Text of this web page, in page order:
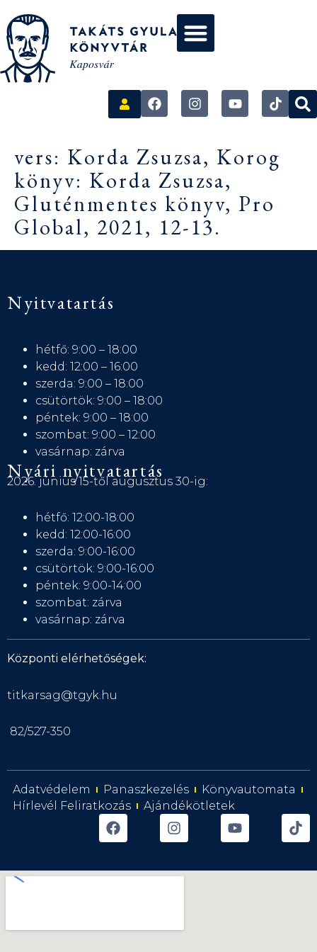
vers: Korda Zsuzsa, Korog
könyv: Korda Zsuzsa,
Gluténmentes könyv, Pro
Global, 2021, 12-13.
Nyitvatartás
hétfő: 9:00 – 18:00
kedd: 12:00 – 16:00
szerda: 9:00 – 18:00
csütörtök: 9:00 – 18:00
péntek: 9:00 – 18:00
szombat: 9:00 – 12:00
vasárnap: zárva
Nyári nyitvatartás
2026. június 15-től augusztus 30-ig:
hétfő: 12:00-18:00
kedd: 12:00-16:00
szerda: 9:00-16:00
csütörtök: 9:00-16:00
péntek: 9:00-14:00
szombat: zárva
vasárnap: zárva
Központi elérhetőségek:
titkarsag@tgyk.hu
82/527-350
Adatvédelem Panaszkezelés
Könyvautomata
Hírlevél Feliratkozás
Ajándékötletek